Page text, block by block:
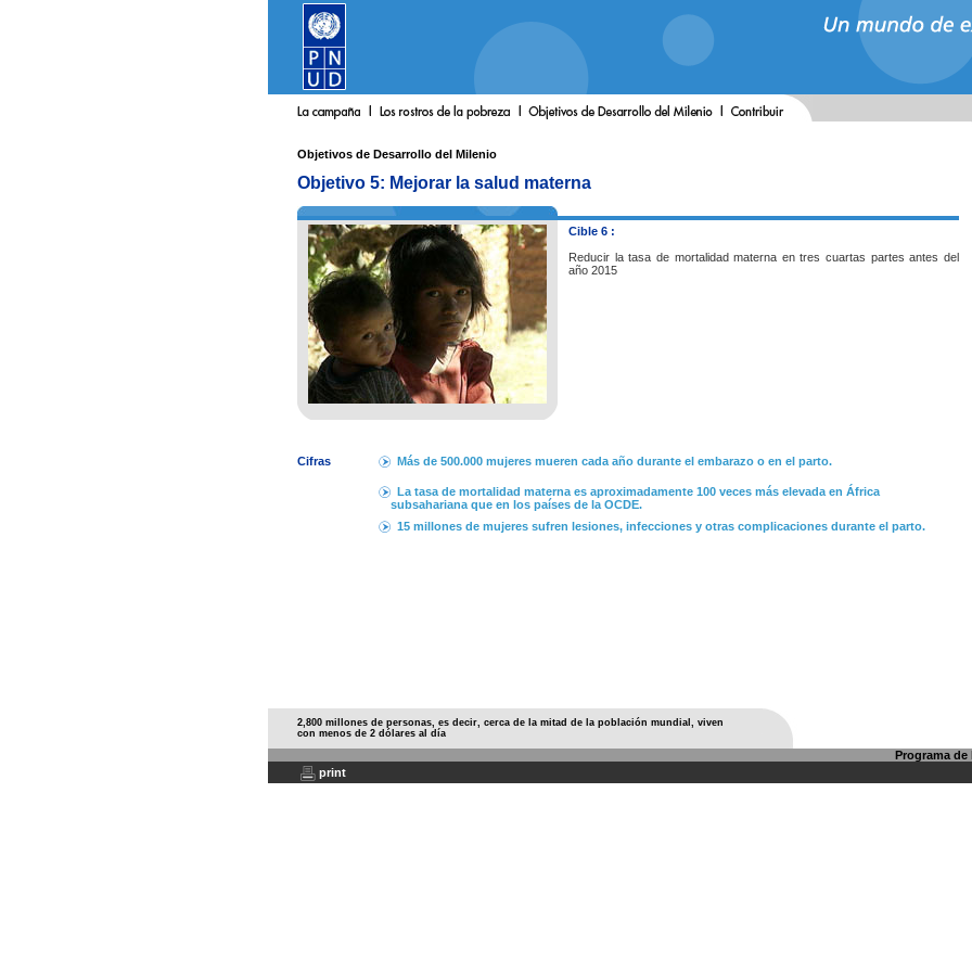
Objetivos de Desarrollo del Milenio
Objetivo 5: Mejorar la salud materna
Cible 6 :
Reducir la tasa de mortalidad materna en tres cuartas partes antes del
año 2015
Cifras Más de 500.000 mujeres mueren cada año durante el embarazo o en el parto.
La tasa de mortalidad materna es aproximadamente 100 veces más elevada en África
subsahariana que en los países de la OCDE.
15 millones de mujeres sufren lesiones, infecciones y otras complicaciones durante el parto.
2,800 millones de personas, es decir, cerca de la mitad de la población mundial, viven
con menos de 2 dólares al día
Programa de
print